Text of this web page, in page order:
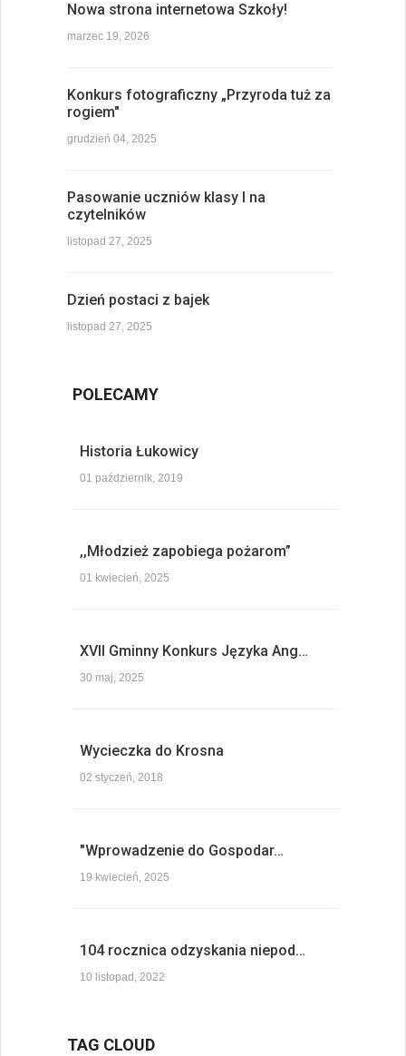
Nowa strona internetowa Szkoły!
marzec 19, 2026
Konkurs fotograficzny „Przyroda tuż za
rogiem"
grudzień 04, 2025
Pasowanie uczniów klasy I na
czytelników
listopad 27, 2025
Dzień postaci z bajek
listopad 27, 2025
POLECAMY
Historia Łukowicy
01 październik, 2019
,,Młodzież zapobiega pożarom”
01 kwiecień, 2025
XVII Gminny Konkurs Języka Ang…
30 maj, 2025
Wycieczka do Krosna
02 styczeń, 2018
"Wprowadzenie do Gospodar…
19 kwiecień, 2025
104 rocznica odzyskania niepod…
10 listopad, 2022
TAG CLOUD